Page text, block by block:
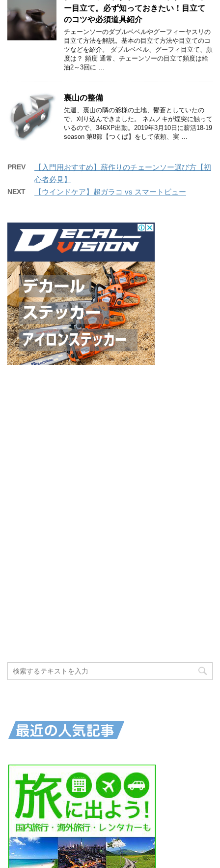
ー目立て。必ず知っておきたい！目立て
のコツや必須道具紹介
チェーンソーのダブルベベルやグーフィーヤスリの
目立て方法を解説。基本の目立て方法や目立てのコ
ツなどを紹介。 ダブルベベル、グーフィ目立て、頻
度は？ 頻度 通常、チェーンソーの目立て頻度は給
油2～3回に …
裏山の整備
先週、裏山の隣の爺様の土地、鬱蒼としていたの
で、刈り込んできました。 ネムノキが煙突に触って
いるので、346XP出動。2019年3月10日に薪活18-19
season 第8節【つくば】をして依頼、実 …
PREV
【入門用おすすめ】薪作りのチェーンソー選び方【初
心者必見】
NEXT 【ウインドケア】超ガラコ vs スマートビュー